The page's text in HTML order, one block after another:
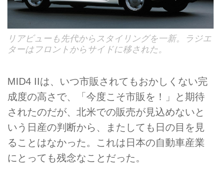
リアビューも先代からスタイリングを一新。ラジエ
ターはフロントからサイドに移された。
MID4 IIは、いつ市販されてもおかしくない完
成度の高さで、「今度こそ市販を！」と期待
されたのだが、北米での販売が見込めないと
いう日産の判断から、またしても日の目を見
ることはなかった。これは日本の自動車産業
にとっても残念なことだった。